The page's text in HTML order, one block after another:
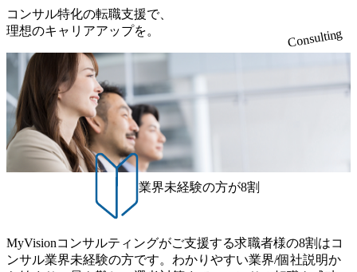
だきます。 アジャイル開発を通じて顧客の要望や提案を柔
軟に取り入れながら改善サイクルを回すため、ご自身の提
案がサービスに直接反映されやすく、高い貢献度を実感で
きます。 ● 勤務地 東京都渋谷区渋谷3丁目6-7 渋谷金王タワ
ー 事業所内禁煙(入居する施設に喫煙専用室あり) ・就業規
則により就業時間内の喫煙を全面的に禁止 ・禁煙サポート
制度あり オンライン ● 必須要件 以下いずれかのご経験をお
持ちの方 ・システム・ソフトウェア開発経験3年以上 ・要
件定義～基本設計など上流経験2年以上 ・PMO経験2年以上
● 歓迎要件 ・要件定義から詳細設計までのいずれかの上流
工程の経験 ・サブリーダー以上のマネジメント経験 ・お客
様との折衝経験、交渉経験 ・組織課題に対して主体的に業
務改善に取り組まれたご経験 ・アジャイル/スクラムへの興
で主体的に動ける方 ・年齢にこだわらず、アドバイスを素
直に受け取れる方 ・推進力のある方
③12時開始 2026年8月10日(月) 16:00 各回50分程度を想定 オ
ンライン 書類選考通過者
柄の良さや未経験者への充実したオンボーディング支援(入
社時に10日間の間みっちりとコンサルの基礎を支援)を魅力
に感じ、他Big4ではなくアビームを選ぶ方も多数 アビーム
といえばSAPをはじめとしたシステム、とイメージされる
こともあるが実態としては経営戦略策定や新規事業立案な
どのトップラインを上げるための戦略案件も多く存在 特に
スポーツ&エンターテイメント領域ではBig4に先んじて注力
し、業界内で大きな存在感を誇る 社員の多様化する生活ス
タイルやライフイベントに対応した働きやすい職場環境を
実現するため、さまざまなサポート制度を導入している 多
文化理解や女性の活躍推進などの取り組み、また、フレッ
クス制度やフリーロケーション制度、フルリモート制度な
どの多様な働き方をサポートする制度が整備されている 202
6年8月23日(日) 9:00～18:00終了 2026年8月12日(水) 16:00 202
6年8月23日(日)にSustainable SCM SU 1day選考会を開催いた
します。 当SUは「GlobalでのSCM構築」や「物流・調達コ
れており、これまで多くのNPO・NGOなどの非営利団体に
無償でコンサルティングを提供している。 2026年8月29日
(土) の対面Kick-offイベントを皮切りに1か月程度のプログラ
ム ※初回プログラム : 8月29日(土)10:00～13:30 2026年8月12
日(水) 16:00 Bain & Company Tokyoでは、「Tokyo Be Bold Pr
ogram (女性候補者向け選考支援プログラム)」を実施いたし
ます。クライアントに斬新なソリューションを提供し、複
雑な経営課題を解決するために、チームのダイバーシティ
は欠かせません。是非、ユニークな視点と高い志を持つ女
性の皆様に多数ご参画頂きたいと考え、プログラムを開催
性はどのように活躍をしているのか」、「ケース面接の経
験がなく対策の仕方が知りたい」などのお声をたくさんい
食事などのカジュアルな交流、実際のプロジェクトのケー
ススタディ、1対1の模擬面接等、複数のセッションを約1か
コンサル特化の転職支援で、
理想のキャリアアップを。
Consulting
業界未経験の方が8割
MyVisionコンサルティングがご支援する求職者様の8割はコ
ンサル業界未経験の方です。わかりやすい業界/個社説明か